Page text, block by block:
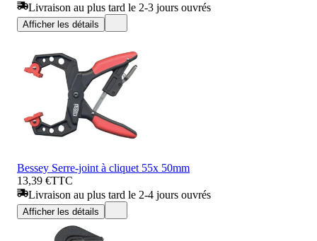
Livraison au plus tard le 2-3 jours ouvrés
Afficher les détails
Bessey Serre-joint à cliquet 55x 50mm
13,39 €TTC
Livraison au plus tard le 2-4 jours ouvrés
Afficher les détails